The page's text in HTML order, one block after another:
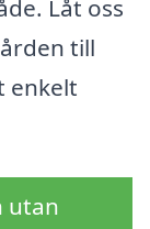
Låt oss
till
enkelt
utan